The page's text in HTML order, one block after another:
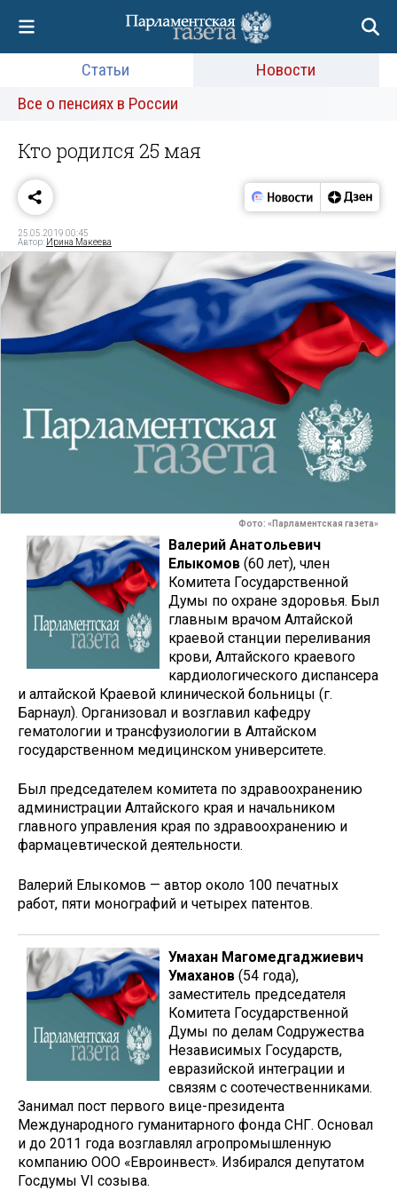
Статьи
Новости
Все о пенсиях в России
Кто родился 25 мая
25.05.2019 00:45
Автор: Ирина Макеева
Фото: «Парламентская газета»
Валерий Анатольевич
Елыкомов (60 лет), член
Комитета Государственной
Думы по охране здоровья. Был
главным врачом Алтайской
краевой станции переливания
крови, Алтайского краевого
кардиологического диспансера
и алтайской Краевой клинической больницы (г.
Барнаул). Организовал и возглавил кафедру
гематологии и трансфузиологии в Алтайском
государственном медицинском университете.
Был председателем комитета по здравоохранению
администрации Алтайского края и начальником
главного управления края по здравоохранению и
фармацевтической деятельности.
Валерий Елыкомов — автор около 100 печатных
работ, пяти монографий и четырех патентов.
Умахан Магомедгаджиевич
Умаханов (54 года),
заместитель председателя
Комитета Государственной
Думы по делам Содружества
Независимых Государств,
евразийской интеграции и
связям с соотечественниками.
Занимал пост первого вице-президента
Международного гуманитарного фонда СНГ. Основал
и до 2011 года возглавлял агропромышленную
компанию ООО «Евроинвест». Избирался депутатом
Госдумы VI созыва.